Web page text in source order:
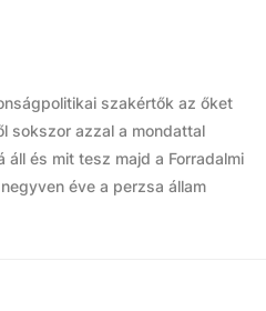
szakértők az őket
sokszor azzal a mondattal
áll és mit tesz majd a Forradalmi
éve a perzsa állam